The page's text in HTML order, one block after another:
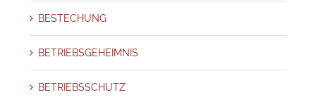
BESTECHUNG
BETRIEBSGEHEIMNIS
BETRIEBSSCHUTZ